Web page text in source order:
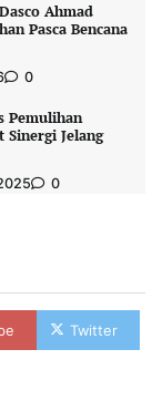
Ahmad
Pasca Bencana
0
Pemulihan
Sinergi Jelang
0
Twitter